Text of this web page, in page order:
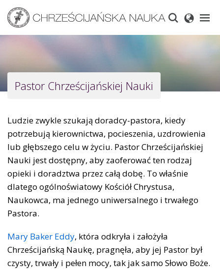
main
content
Pastor Chrześcijańskiej Nauki
Ludzie zwykle szukają doradcy-pastora, kiedy
potrzebują kierownictwa, pocieszenia, uzdrowienia
lub głębszego celu w życiu. Pastor Chrześcijańskiej
Nauki jest dostępny, aby zaoferować ten rodzaj
opieki i doradztwa przez całą dobę. To właśnie
dlatego ogólnoświatowy Kościół Chrystusa,
Naukowca, ma jednego uniwersalnego i trwałego
Pastora.
Mary Baker Eddy, która odkryła i założyła
Chrześcijańską Naukę, pragnęła, aby jej Pastor był
czysty, trwały i pełen mocy, tak jak samo Słowo Boże.